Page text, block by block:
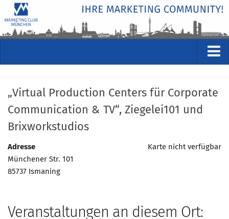
Kommende Veranstaltungen
Rückblicke
Veranstaltungsformate
STUDIO
ÜBER
Geschäftsstelle
„Virtual Production Centers für Corporate
Communication & TV“, Ziegelei101 und
Brixworkstudios
Karte nicht verfügbar
Adresse
Münchener Str. 101
85737 Ismaning
Veranstaltungen an diesem Ort: